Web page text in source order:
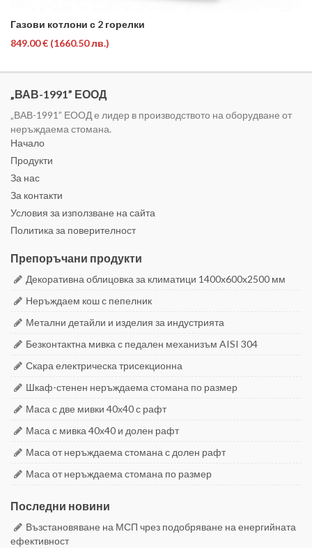
Газови котлони с 2 горелки
849.00 € (1660.50 лв.)
„ВАВ-1991” ЕООД
„ВАВ-1991” ЕООД е лидер в производството на оборудване от
неръждаема стомана.
Начало
Продукти
За нас
За контакти
Условия за използване на сайта
Политика за поверителност
Препоръчани продукти
Декоративна облицовка за климатици 1400x600x2500 мм
Неръждаем кош с пепелник
Метални детайли и изделия за индустрията
Безконтактна мивка с педален механизъм AISI 304
Скара електрическа трисекционна
Шкаф-стенен неръждаема стомана по размер
Маса с две мивки 40х40 с рафт
Маса с мивка 40х40 и долен рафт
Маса от неръждаема стомана с долен рафт
Маса от неръждаема стомана по размер
Последни новини
Възстановяване на МСП чрез подобряване на енергийната
ефективност